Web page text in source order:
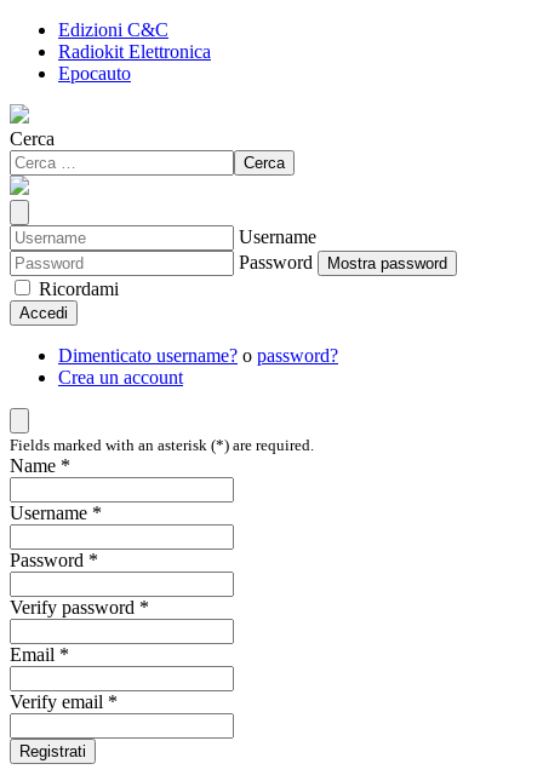
Edizioni C&C
Radiokit Elettronica
Epocauto
Cerca
Cerca
Username
Password
Mostra password
Ricordami
Accedi
Dimenticato username? o password?
Crea un account
Fields marked with an asterisk (*) are required.
Name *
Username *
Password *
Verify password *
Email *
Verify email *
Registrati